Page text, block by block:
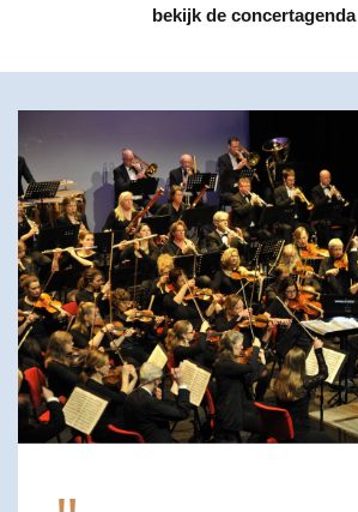
bekijk de concertagenda